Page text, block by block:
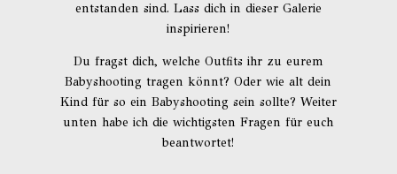
entstanden sind. Lass dich in dieser Galerie
inspirieren!
Du fragst dich, welche Outfits ihr zu eurem
Babyshooting tragen könnt? Oder wie alt dein
Kind für so ein Babyshooting sein sollte? Weiter
unten habe ich die wichtigsten Fragen für euch
beantwortet!